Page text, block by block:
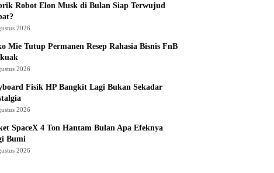
Robot Elon Musk di Bulan Siap Terwujud
2026
Mie Tutup Permanen Resep Rahasia Bisnis FnB
2026
Fisik HP Bangkit Lagi Bukan Sekadar
2026
SpaceX 4 Ton Hantam Bulan Apa Efeknya
Bumi
2026